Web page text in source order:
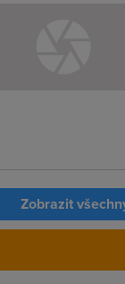
Zobrazit